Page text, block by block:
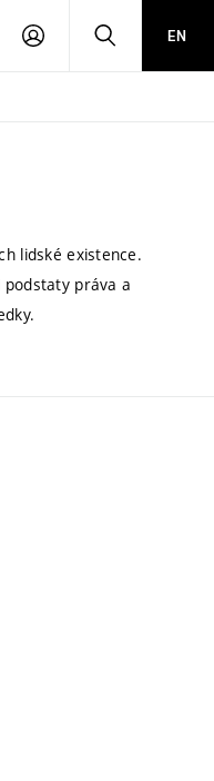
PŘIHLÁSIT HLEDATEN
lidské existence.
podstaty práva a